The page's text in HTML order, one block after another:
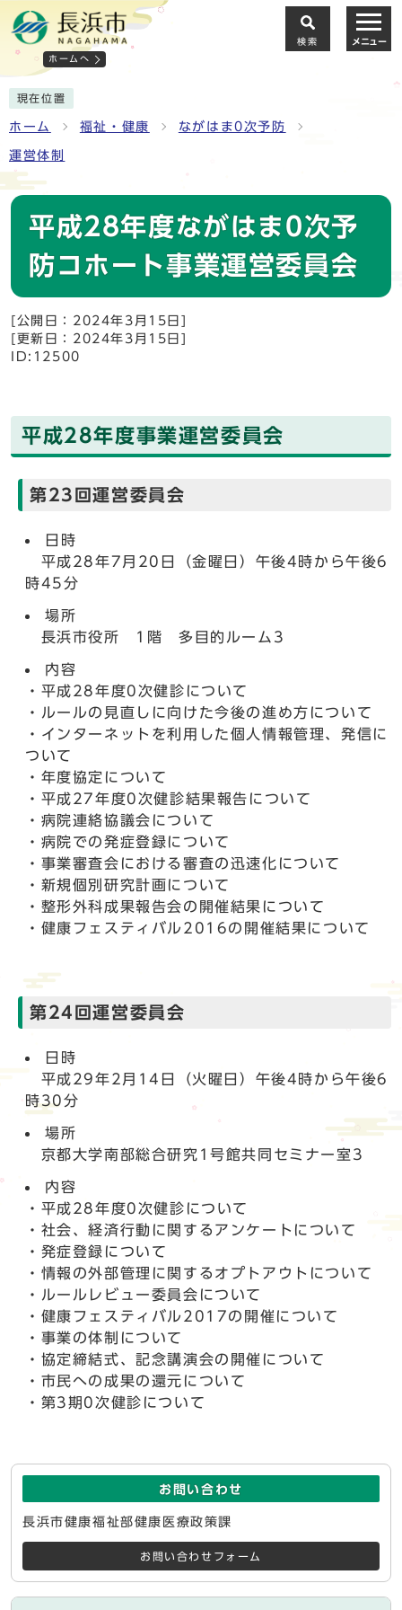
ホームへ
検索 メニュー
現在位置
ホーム 福祉・健康 ながはま0次予防
運営体制
平成28年度ながはま0次予
防コホート事業運営委員会
[公開日：2024年3月15日]
[更新日：2024年3月15日]
ID:12500
平成28年度事業運営委員会
第23回運営委員会
日時
平成28年7月20日（金曜日）午後4時から午後6
時45分
場所
長浜市役所 1階 多目的ルーム3
内容
・平成28年度0次健診について
・ルールの見直しに向けた今後の進め方について
・インターネットを利用した個人情報管理、発信に
ついて
・年度協定について
・平成27年度0次健診結果報告について
・病院連絡協議会について
・病院での発症登録について
・事業審査会における審査の迅速化について
・新規個別研究計画について
・整形外科成果報告会の開催結果について
・健康フェスティバル2016の開催結果について
第24回運営委員会
日時
平成29年2月14日（火曜日）午後4時から午後6
時30分
場所
京都大学南部総合研究1号館共同セミナー室3
内容
・平成28年度0次健診について
・社会、経済行動に関するアンケートについて
・発症登録について
・情報の外部管理に関するオプトアウトについて
・ルールレビュー委員会について
・健康フェスティバル2017の開催について
・事業の体制について
・協定締結式、記念講演会の開催について
・市民への成果の還元について
・第3期0次健診について
お問い合わせ
長浜市健康福祉部健康医療政策課
お問い合わせフォーム